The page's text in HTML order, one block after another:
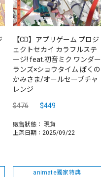
【CD】アプリゲーム プロジ
ェクトセカイ カラフルステ
ージ! feat.初音ミク ワンダー
ランズ×ショウタイム ぼくの
かみさま/オールセーブチャ
レンジ
$476 $449
販售狀態： 現貨
上架日期：2025/09/22
animate獨家特典